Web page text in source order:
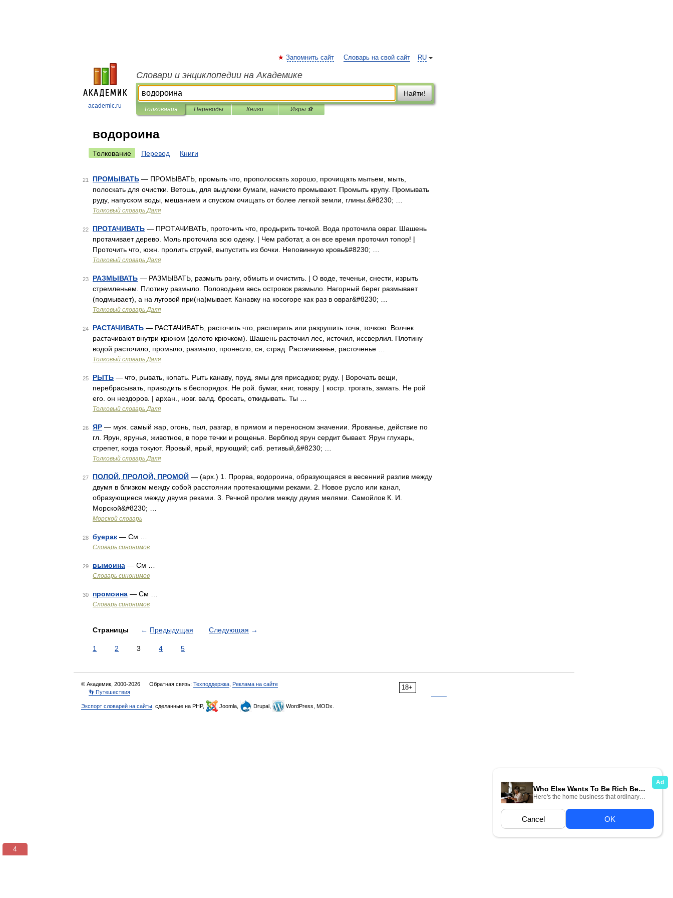
academic.ru
RU
Запомнить сайт Словарь на свой сайт
Словари и энциклопедии на Академике
Найти!
Толкования Переводы Книги Игры ⚽
водороина
Толкование Перевод Книги
21 ПРОМЫВАТЬ — ПРОМЫВАТЬ, промыть что, прополоскать хорошо, прочищать мытьем, мыть,
полоскать для очистки. Ветошь, для выдлеки бумаги, начисто промывают. Промыть крупу. Промывать
руду, напуском воды, мешанием и спуском очищать от более легкой земли, глины.&#8230; …
Толковый словарь Даля
22 ПРОТАЧИВАТЬ — ПРОТАЧИВАТЬ, проточить что, продырить точкой. Вода проточила овраг. Шашень
протачивает дерево. Моль проточила всю одежу. | Чем работат, а он все время проточил топор! |
Проточить что, южн. пролить струей, выпустить из бочки. Неповинную кровь&#8230; …
Толковый словарь Даля
23 РАЗМЫВАТЬ — РАЗМЫВАТЬ, размыть рану, обмыть и очистить. | О воде, теченьи, снести, изрыть
стремленьем. Плотину размыло. Половодьем весь островок размыло. Нагорный берег размывает
(подмывает), а на луговой при(на)мывает. Канавку на косогоре как раз в овраг&#8230; …
Толковый словарь Даля
24 РАСТАЧИВАТЬ — РАСТАЧИВАТЬ, расточить что, расширить или разрушить точа, точкою. Волчек
растачивают внутри крюком (долото крючком). Шашень расточил лес, источил, иссверлил. Плотину
водой расточило, промыло, размыло, пронесло, ся, страд. Растачиванье, расточенье …
Толковый словарь Даля
25 РЫТЬ — что, рывать, копать. Рыть канаву, пруд, ямы для присадков; руду. | Ворочать вещи,
перебрасывать, приводить в беспорядок. Не рой. бумаг, книг, товару. | костр. трогать, замать. Не рой
его. он нездоров. | архан., новг. валд. бросать, откидывать. Ты …
Толковый словарь Даля
26 ЯР — муж. самый жар, огонь, пыл, разгар, в прямом и переносном значении. Ярованье, действие по
гл. Ярун, ярунья, животное, в поре течки и рощенья. Верблюд ярун сердит бывает. Ярун глухарь,
стрепет, когда токуют. Яровый, ярый, ярующий; сиб. ретивый,&#8230; …
Толковый словарь Даля
27 ПОЛОЙ, ПРОЛОЙ, ПРОМОЙ — (арх.) 1. Прорва, водороина, образующаяся в весенний разлив между
двумя в близком между собой расстоянии протекающими реками. 2. Новое русло или канал,
образующиеся между двумя реками. 3. Речной пролив между двумя мелями. Самойлов К. И.
Морской&#8230; …
Морской словарь
28 буерак — См …
Словарь синонимов
29 вымоина — См …
Словарь синонимов
30 промоина — См …
Словарь синонимов
Страницы ← Предыдущая Следующая →
1 2 3 4 5
18+
© Академик, 2000-2026 Обратная связь: Техподдержка Реклама на сайте
👣 Путешествия
Экспорт словарей на сайты , сделанные на PHP, Joomla, Drupal, WordPress, MODx.
3